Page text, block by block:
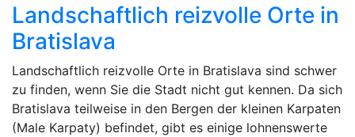
Landschaftlich reizvolle Orte in
Bratislava
Landschaftlich reizvolle Orte in Bratislava sind schwer
zu finden, wenn Sie die Stadt nicht gut kennen. Da sich
Bratislava teilweise in den Bergen der kleinen Karpaten
(Male Karpaty) befindet, gibt es einige lohnenswerte